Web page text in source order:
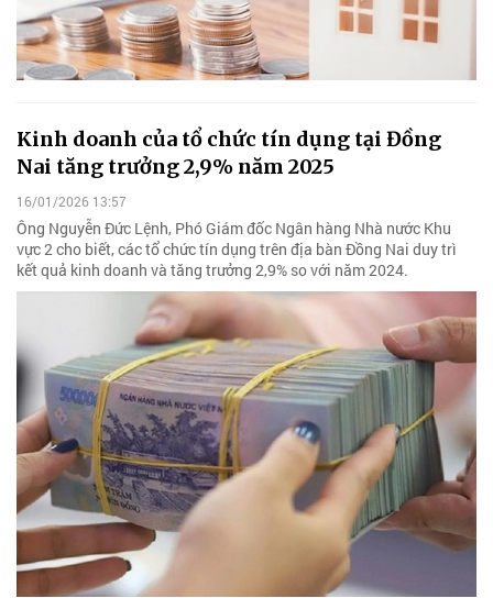
Kinh doanh của tổ chức tín dụng tại Đồng
Nai tăng trưởng 2,9% năm 2025
16/01/2026 13:57
Ông Nguyễn Đức Lệnh, Phó Giám đốc Ngân hàng Nhà nước Khu
vực 2 cho biết, các tổ chức tín dụng trên địa bàn Đồng Nai duy trì
kết quả kinh doanh và tăng trưởng 2,9% so với năm 2024.